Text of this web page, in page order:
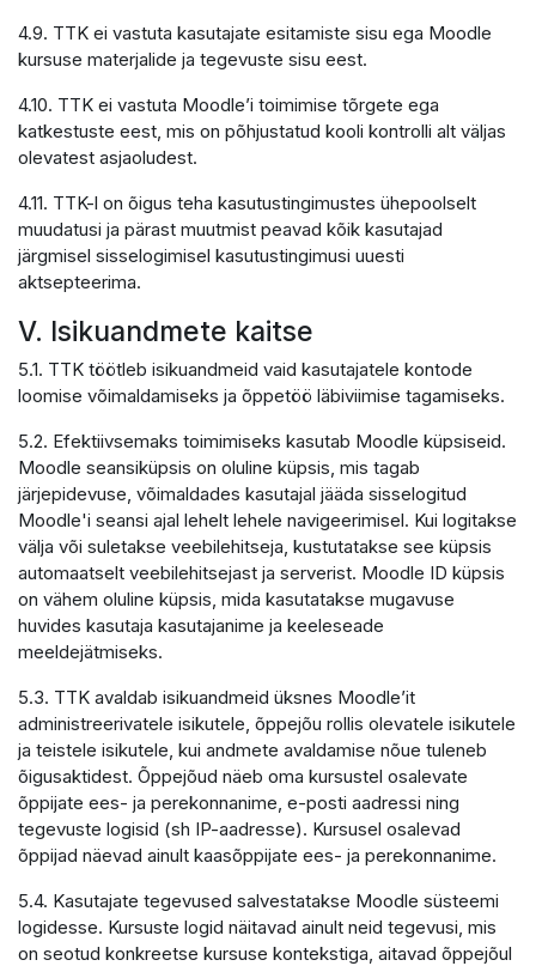
4.9. TTK ei vastuta kasutajate esitamiste sisu ega Moodle
kursuse materjalide ja tegevuste sisu eest.
4.10. TTK ei vastuta Moodle’i toimimise tõrgete ega
katkestuste eest, mis on põhjustatud kooli kontrolli alt väljas
olevatest asjaoludest.
4.11. TTK-l on õigus teha kasutustingimustes ühepoolselt
muudatusi ja pärast muutmist peavad kõik kasutajad
järgmisel sisselogimisel kasutustingimusi uuesti
aktsepteerima.
V. Isikuandmete kaitse
5.1. TTK töötleb isikuandmeid vaid kasutajatele kontode
loomise võimaldamiseks ja õppetöö läbiviimise tagamiseks.
5.2. Efektiivsemaks toimimiseks kasutab Moodle küpsiseid.
Moodle seansiküpsis on oluline küpsis, mis tagab
järjepidevuse, võimaldades kasutajal jääda sisselogitud
Moodle'i seansi ajal lehelt lehele navigeerimisel. Kui logitakse
välja või suletakse veebilehitseja, kustutatakse see küpsis
automaatselt veebilehitsejast ja serverist. Moodle ID küpsis
on vähem oluline küpsis, mida kasutatakse mugavuse
huvides kasutaja kasutajanime ja keeleseade
meeldejätmiseks.
5.3. TTK avaldab isikuandmeid üksnes Moodle’it
administreerivatele isikutele, õppejõu rollis olevatele isikutele
ja teistele isikutele, kui andmete avaldamise nõue tuleneb
õigusaktidest. Õppejõud näeb oma kursustel osalevate
õppijate ees- ja perekonnanime, e-posti aadressi ning
tegevuste logisid (sh IP-aadresse). Kursusel osalevad
õppijad näevad ainult kaasõppijate ees- ja perekonnanime.
5.4. Kasutajate tegevused salvestatakse Moodle süsteemi
logidesse. Kursuste logid näitavad ainult neid tegevusi, mis
on seotud konkreetse kursuse kontekstiga, aitavad õppejõul